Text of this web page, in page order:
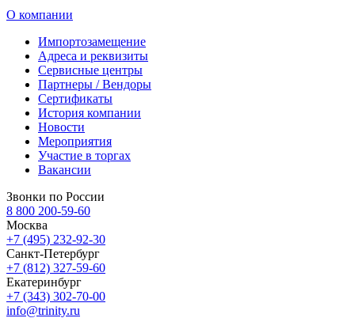
О компании
Импортозамещение
Адреса и реквизиты
Сервисные центры
Партнеры / Вендоры
Сертификаты
История компании
Новости
Мероприятия
Участие в торгах
Вакансии
Звонки по России
8 800 200-59-60
Москва
+7 (495) 232-92-30
Санкт-Петербург
+7 (812) 327-59-60
Екатеринбург
+7 (343) 302-70-00
info@trinity.ru